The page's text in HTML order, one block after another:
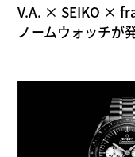
V.A. × SEIKO ×
ノームウォッチが